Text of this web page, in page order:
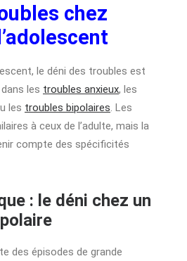
chez
le déni des troubles est
les troubles anxieux, les
les troubles bipolaires . Les
à ceux de l’adulte, mais la
compte des spécificités
: le déni chez un
des épisodes de grande